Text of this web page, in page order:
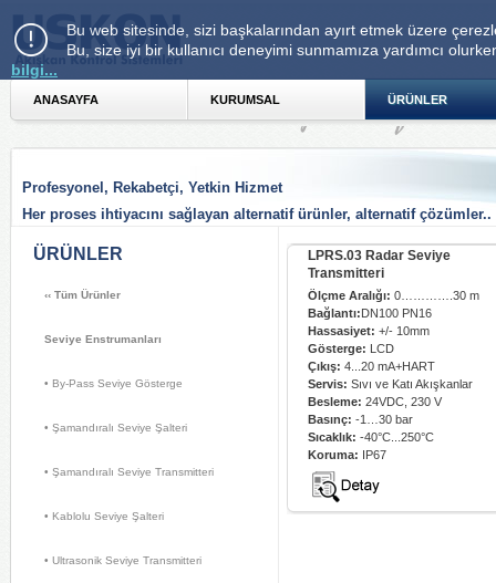
Bu web sitesinde, sizi başkalarından ayırt etmek üzere
Bu, size iyi bir kullanıcı deneyimi sunmamıza yardımcı
bilgi...
ANASAYFA KURUMSAL ÜRÜNLER
Profesyonel, Rekabetçi, Yetkin Hizmet
Her proses ihtiyacını sağlayan alternatif ürünler, alternatif çözümler..
ÜRÜNLER
‹‹ Tüm Ürünler
Seviye Enstrumanları
• By-Pass Seviye Gösterge
• Şamandıralı Seviye Şalteri
• Şamandıralı Seviye Transmitteri
• Kablolu Seviye Şalteri
• Ultrasonik Seviye Transmitteri
LPRS.03 Radar Seviye
Transmitteri
Ölçme Aralığı: 0………….30 m
Bağlantı:DN100 PN16
Hassasiyet: +/- 10mm
Gösterge: LCD
Çıkış: 4...20 mA+HART
Servis: Sıvı ve Katı Akışkanlar
Besleme: 24VDC, 230 V
Basınç: -1…30 bar
Sıcaklık: -40°C...250°C
Koruma: IP67